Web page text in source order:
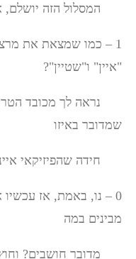
המסלול הזה יושלם,
1 – כמו שמצאת את
"איין" ו"שטיין"?
נראה לך מכובד
שמדובר באיזו
חידה שהפיזיקאי
0 – נו, באמת, אז
מבינים במה
מדובר חושבים?